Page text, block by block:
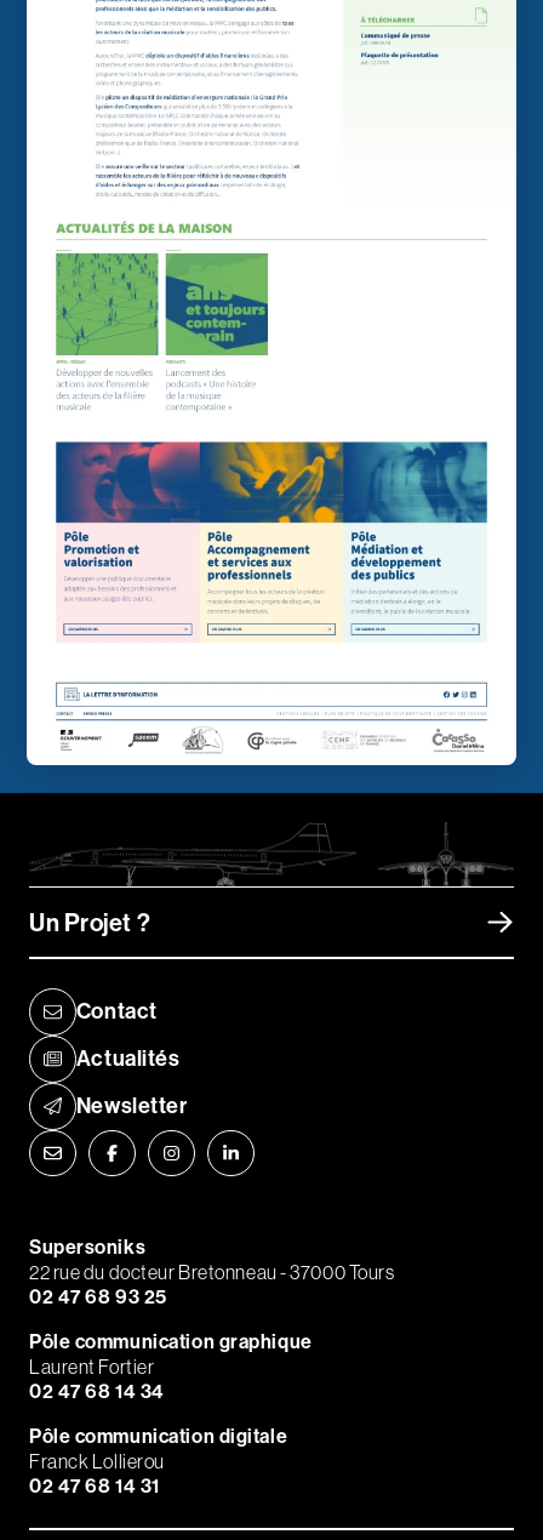
Un Projet ?
Contact
Actualités
Newsletter
Supersoniks
22 rue du docteur Bretonneau - 37000 Tours
02 47 68 93 25
Pôle communication graphique
Laurent Fortier
02 47 68 14 34
Pôle communication digitale
Franck Lollierou
02 47 68 14 31